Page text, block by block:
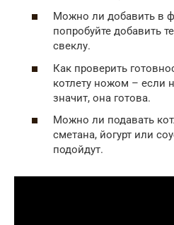
Можно ли добавить в
попробуйте добавить
свеклу.
Как проверить
котлету ножом – если
значит, она готова.
Можно ли подавать
сметана, йогурт или
подойдут.